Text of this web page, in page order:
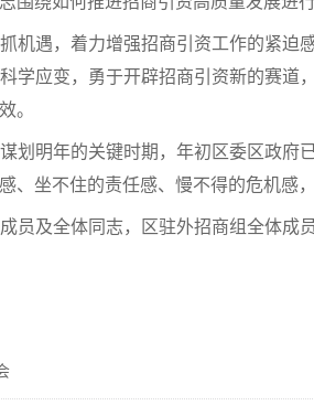
机遇，着力增强招商引资工作的紧迫
学应变，勇于开辟招商引资新的赛
。
划明年的关键时期，年初区委区政
、坐不住的责任感、慢不得的危机感
员及全体同志，区驻外招商组全体